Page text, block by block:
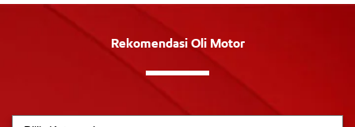
Rekomendasi Oli Motor